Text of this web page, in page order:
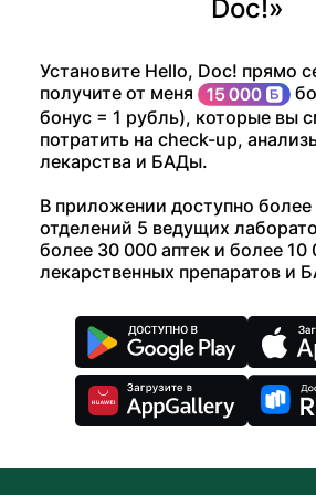
Doc!»
Установите Hello, Doc! прямо
получите от меня
бонус = 1 рубль), которые вы
потратить на check-up,
лекарства и БАДы.
В приложении доступно
отделений 5 ведущих
более 30 000 аптек и более 10
лекарственных препаратов и